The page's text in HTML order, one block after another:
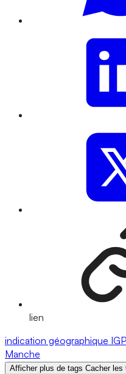
lien
indication géographique IGP
Manche
Afficher plus de tags Cacher les